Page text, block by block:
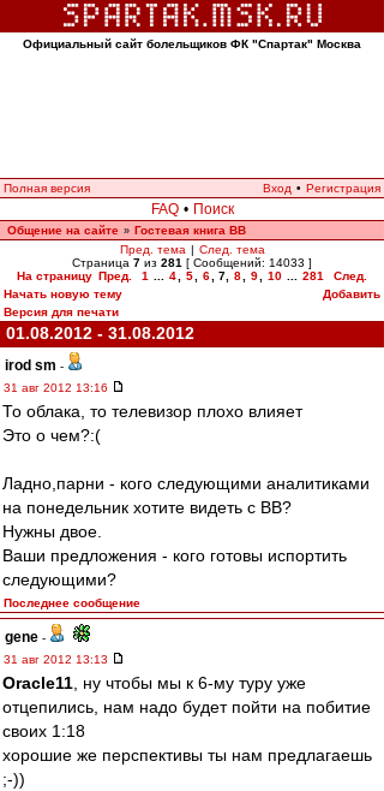
Официальный сайт болельщиков ФК "Спартак" Москва
Полная версия Вход • Регистрация
FAQ • Поиск
Общение на сайте » Гостевая книга ВВ
Пред. тема | След. тема
Страница 7 из 281 [ Сообщений: 14033 ]
На страницу Пред. 1 4 5 6 7 8 9 10 281
След.
Начать новую тему
Добавить
Версия для печати
01.08.2012 - 31.08.2012
irod sm -
31 авг 2012 13:16
То облака, то телевизор плохо влияет
Это о чем?:(
Ладно,парни - кого следующими аналитиками
на понедельник хотите видеть с ВВ?
Нужны двое.
Ваши предложения - кого готовы испортить
следующими?
Последнее сообщение
gene -
31 авг 2012 13:13
Oracle11 , ну чтобы мы к 6-му туру уже
отцепились, нам надо будет пойти на побитие
своих 1:18
хорошие же перспективы ты нам предлагаешь
;-))